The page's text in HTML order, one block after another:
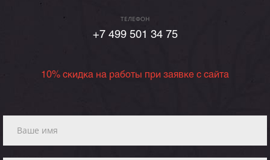
ТЕЛЕФОН
+7 499 501 34 75
10% скидка на работы при заявке с сайта